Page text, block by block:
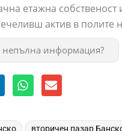
етажна
актив в полите
информация?
вторичен пазар